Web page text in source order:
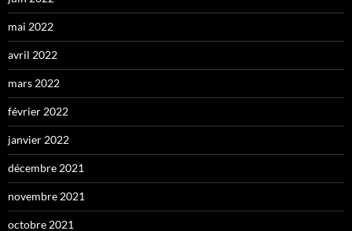
mai 2022
avril 2022
mars 2022
février 2022
janvier 2022
décembre 2021
novembre 2021
octobre 2021